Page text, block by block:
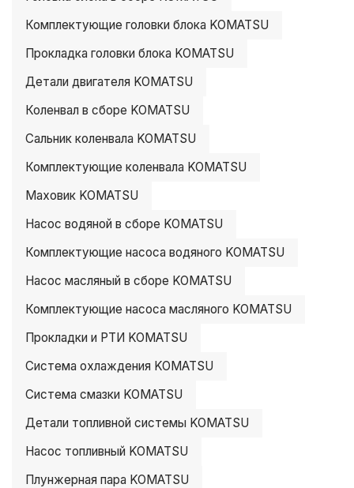
Комплектующие головки блока KOMATSU
Прокладка головки блока KOMATSU
Детали двигателя KOMATSU
Коленвал в сборе KOMATSU
Сальник коленвала KOMATSU
Комплектующие коленвала KOMATSU
Маховик KOMATSU
Насос водяной в сборе KOMATSU
Комплектующие насоса водяного KOMATSU
Насос масляный в сборе KOMATSU
Комплектующие насоса масляного KOMATSU
Прокладки и РТИ KOMATSU
Система охлаждения KOMATSU
Система смазки KOMATSU
Детали топливной системы KOMATSU
Насос топливный KOMATSU
Плунжерная пара KOMATSU